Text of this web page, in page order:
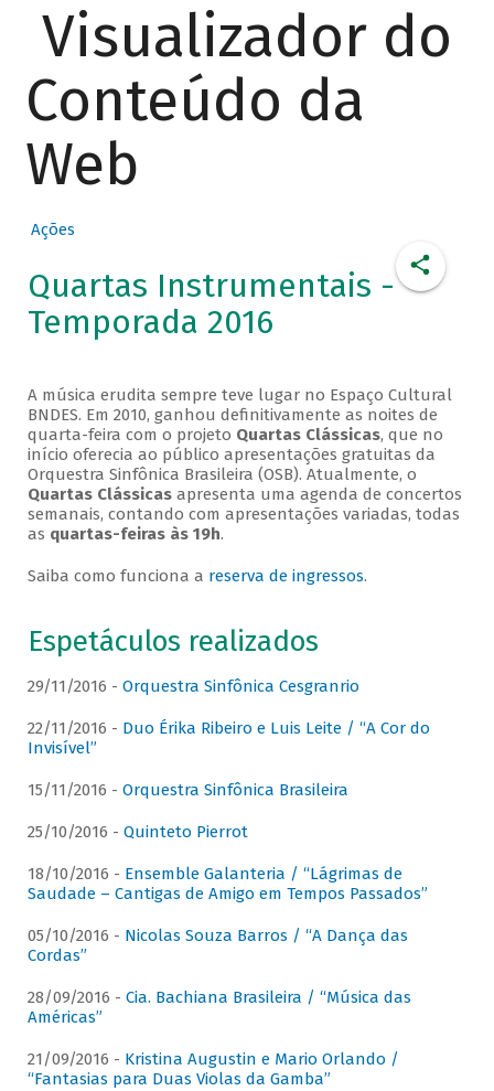
Visualizador do
Conteúdo da
Web
Ações
Quartas Instrumentais -
Temporada 2016
A música erudita sempre teve lugar no Espaço Cultural
BNDES. Em 2010, ganhou definitivamente as noites de
quarta-feira com o projeto Quartas Clássicas, que no
início oferecia ao público apresentações gratuitas da
Orquestra Sinfônica Brasileira (OSB). Atualmente, o
Quartas Clássicasapresenta uma agenda de concertos
semanais, contando com apresentações variadas, todas
as quartas-feiras às 19h.
Saiba como funciona a reserva de ingressos.
Espetáculos realizados
29/11/2016 - Orquestra Sinfônica Cesgranrio
22/11/2016 - Duo Érika Ribeiro e Luis Leite / “A Cor do
Invisível”
15/11/2016 - Orquestra Sinfônica Brasileira
25/10/2016 - Quinteto Pierrot
18/10/2016 - Ensemble Galanteria / “Lágrimas de
Saudade – Cantigas de Amigo em Tempos Passados”
05/10/2016 - Nicolas Souza Barros / “A Dança das
Cordas”
28/09/2016 - Cia. Bachiana Brasileira / “Música das
Américas”
21/09/2016 - Kristina Augustin e Mario Orlando /
“Fantasias para Duas Violas da Gamba”